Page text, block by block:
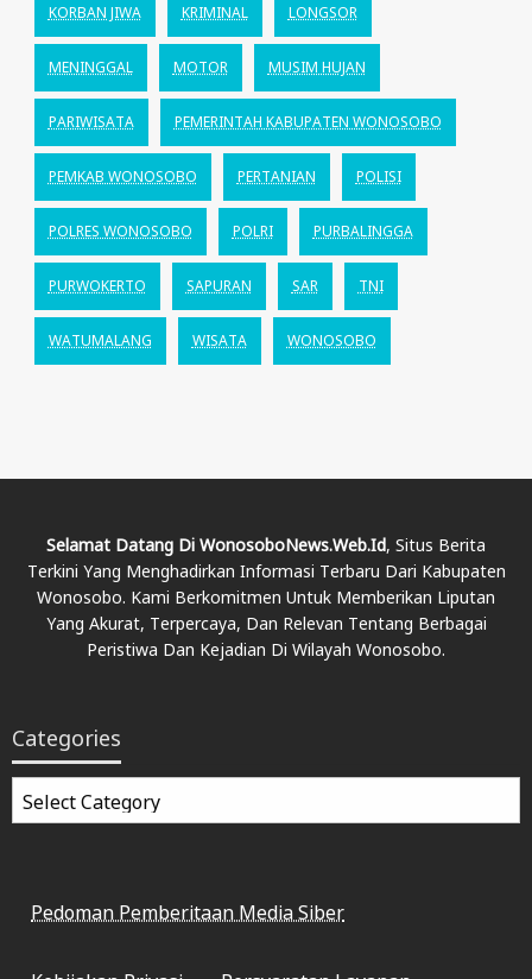
KORBAN JIWA KRIMINAL LONGSOR
MENINGGAL MOTOR MUSIM HUJAN
PARIWISATA PEMERINTAH KABUPATEN WONOSOBO
PEMKAB WONOSOBO PERTANIAN POLISI
POLRES WONOSOBO POLRI PURBALINGGA
PURWOKERTO SAPURAN SAR TNI
WATUMALANG WISATA WONOSOBO
Selamat Datang Di WonosoboNews.web.id, Situs Berita
Terkini Yang Menghadirkan Informasi Terbaru Dari Kabupaten
Wonosobo. Kami Berkomitmen Untuk Memberikan Liputan
Yang Akurat, Terpercaya, Dan Relevan Tentang Berbagai
Peristiwa Dan Kejadian Di Wilayah Wonosobo.
Categories
Categories
Pedoman Pemberitaan Media Siber